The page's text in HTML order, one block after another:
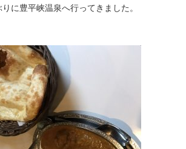
に豊平峡温泉へ行ってきました。